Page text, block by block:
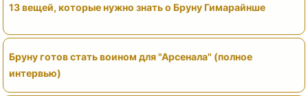
13 вещей, которые нужно знать о Бруну Гимарайнше
Бруну готов стать воином для "Арсенала" (полное
интервью)